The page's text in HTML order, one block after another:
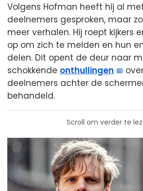
Volgens Hofman heeft hij al
deelnemers gesproken, maar
meer verhalen. Hij roept kijkers
op om zich te melden en hun
delen. Dit opent de deur naar
schokkende onthullingen
deelnemers achter de
behandeld.
Scroll om verder te